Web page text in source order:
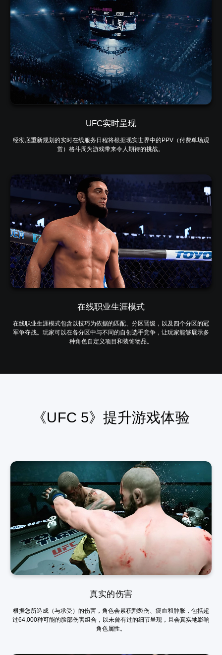
UFC实时呈现
经彻底重新规划的实时在线服务日程将根据现实世界中的PPV（付费单场观
赏）格斗周为游戏带来令人期待的挑战。
在线职业生涯模式
在线职业生涯模式包含以技巧为依据的匹配、分区晋级，以及四个分区的冠
军争夺战。玩家可以在各分区中与不同的自创选手竞争，让玩家能够展示多
种角色自定义项目和装饰物品。
《UFC 5》提升游戏体验
真实的伤害
根据您所造成（与承受）的伤害，角色会累积割裂伤、瘀血和肿胀，包括超
过64,000种可能的脸部伤害组合，以未曾有过的细节呈现，且会真实地影响
角色属性。